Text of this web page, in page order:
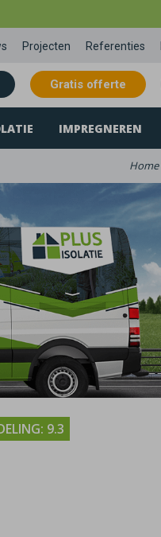
Projecten Referenties
Gratis offerte
IMPREGNEREN
Home
9.3